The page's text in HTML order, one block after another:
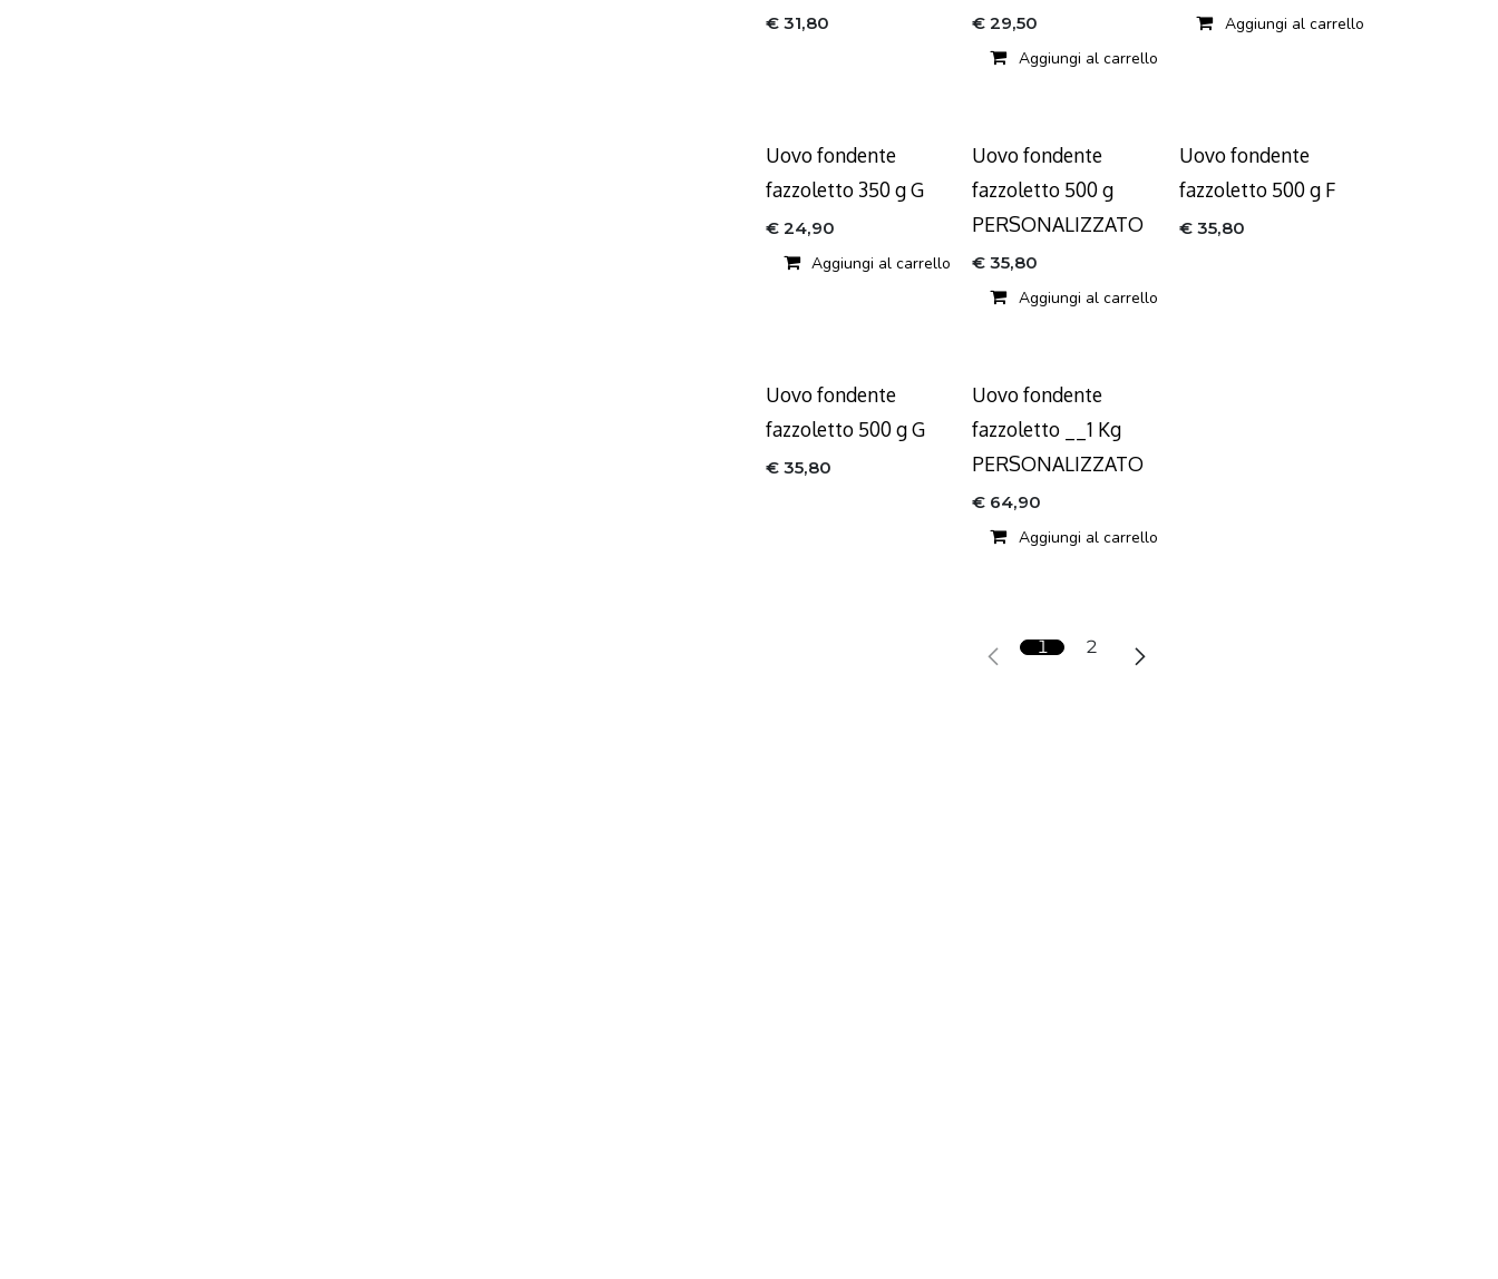
€ 31,80 €29,50
Aggiungi al carrello
Aggiungi al carrello
Uovo fondente
fazzoletto 350 g G
€ 24,90
Aggiungi al carrello
Uovo fondente
fazzoletto 500 g
PERSONALIZZATO
€35,80
Aggiungi al carrello
Uovo fondente
fazzoletto 500 g F
€ 35,80
Uovo fondente
fazzoletto 500 g G
€ 35,80
Uovo fondente
fazzoletto __1 Kg
PERSONALIZZATO
€ 64,90
Aggiungi al carrello
1 2